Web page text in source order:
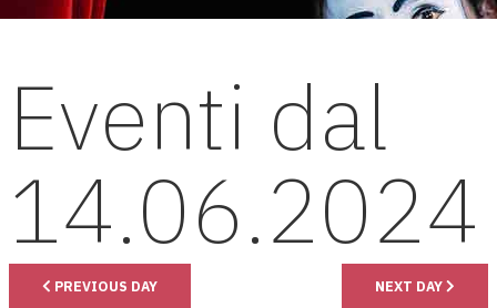
Eventi dal
14.06.2024
PREVIOUS DAY NEXT DAY